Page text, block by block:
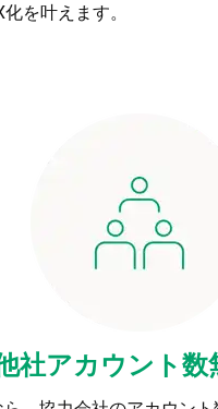
を叶えます。
社アカウント数